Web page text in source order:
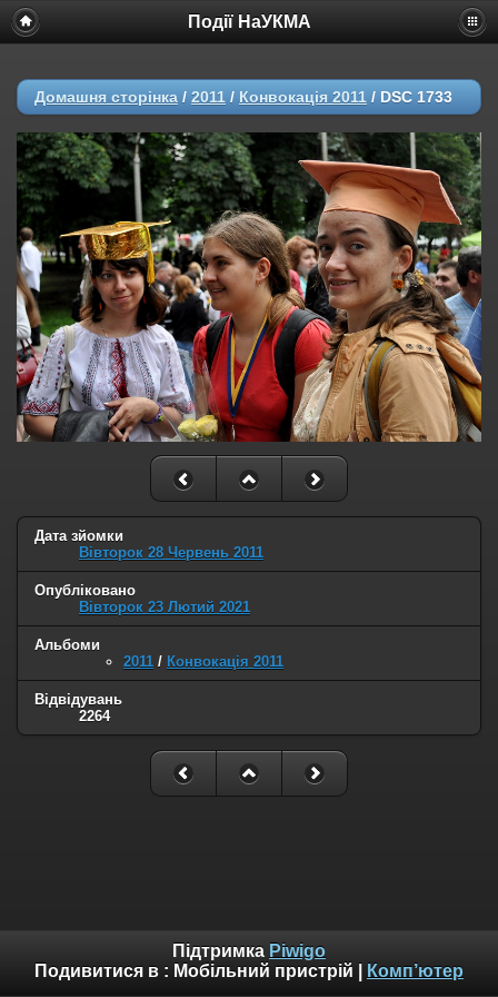
Події НаУКМА
Домашня сторінка / 2011 / Конвокація 2011 / DSC 1733
Дата зйомки
Вівторок 28 Червень 2011
Опубліковано
Вівторок 23 Лютий 2021
Альбоми
2011 / Конвокація 2011
Відвідувань
2264
Підтримка Piwigo
Подивитися в : Мобільний пристрій Комп’ютер